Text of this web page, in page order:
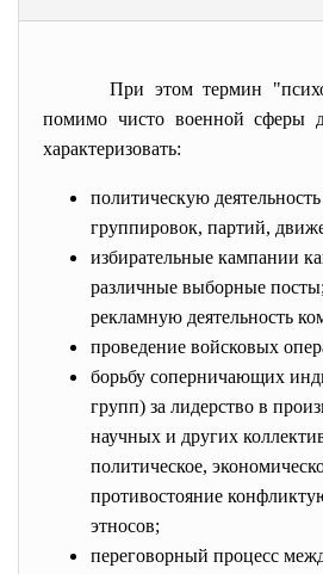
При этом термин
помимо чисто военной сферы
характеризовать:
политическую
группировок, партий,
избирательные кампании
различные выборные посты;
рекламную деятельность
проведение войсковых
борьбу соперничающих
групп) за лидерство в
научных и других
политическое,
противостояние
этносов;
переговорный процесс